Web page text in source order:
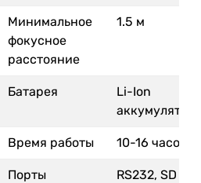
Минимальное
фокусное
расстояние
1.5 м
Батарея
Li-Ion
аккумулятор
Время работы 10-16 часов
Порты
RS232, SD